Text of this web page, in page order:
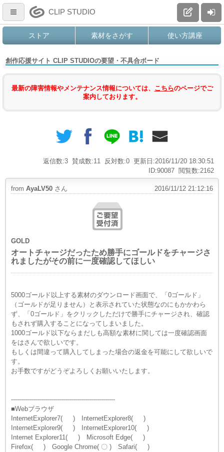
CLIP STUDIO
ストア 素材をさがす 使い方講座
創作応援サイト CLIP STUDIOの要望・不具合ボード
最新の障害情報やメンテナンス情報については、 こちらのページでご
案内しております。
更新日:2016/11/20 18:30:51
反対数:0
賛成数:11
返信数:3
閲覧数:2162
ID:90087
from AyaLV50 さん 2016/11/12 21:12:16
GOLD
オートチャージだったため勝手にゴールドをチャージさ
れましたがその前に一度確認してほしい
5000ゴールド以上する素材のダウンロード画面で、「0ゴールド」
（ゴールドが足りません）と表示されていた状態なのにもかかわら
ず、「0ゴールド」をクリックしただけで勝手にチャージされ、確認
もされず購入することになってしまいました。
1000ゴールド以下ならまだしも高額な素材に関しては一度確認画面
をはさんで欲しいです。
もしくは間違って購入してしまった場合の返金を可能にして欲しいで
す。
お手数ですがどうぞよろしくお願いいたします。
----------------------------------------------------
■Webブラウザ
InternetExplorer7( ) InternetExplorer8( )
InternetExplorer9( ) InternetExplorer10( )
Internet Explorer11( ) Microsoft Edge( )
Firefox( ) Google Chrome( 〇 ) Safari( )